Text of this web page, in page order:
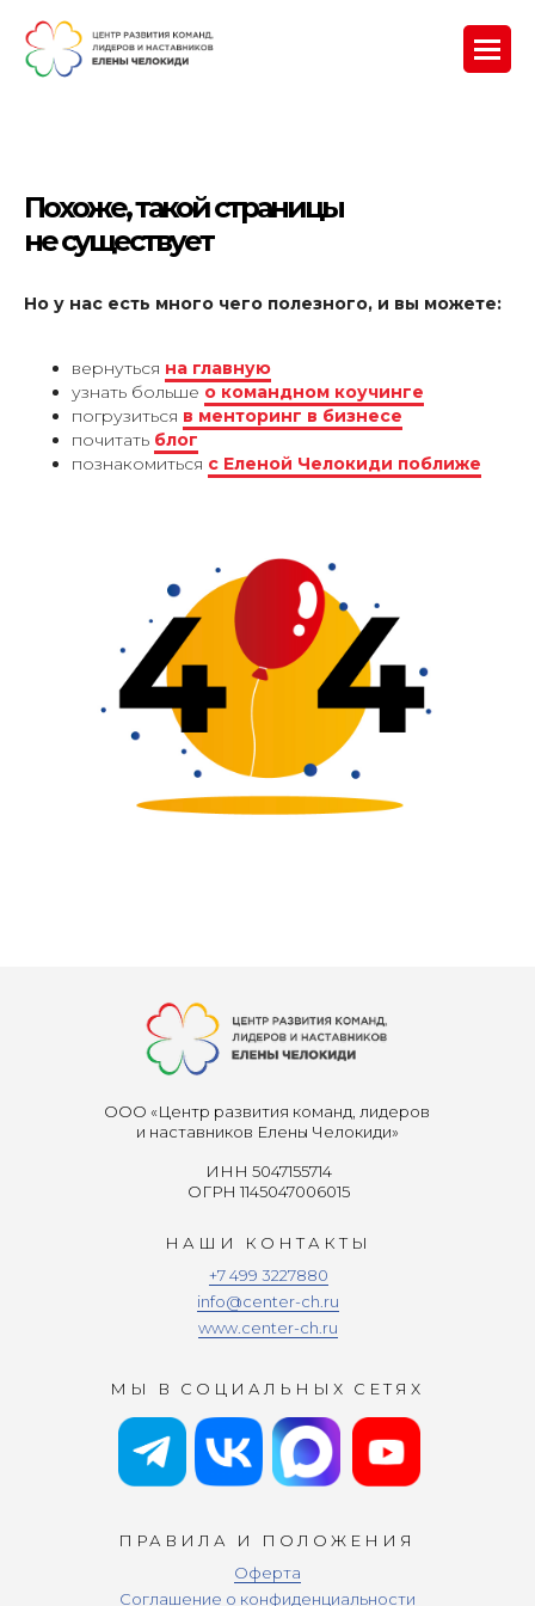
Похоже, такой страницы
не существует
Но у нас есть много чего полезного, и вы можете:
вернуться на главную
узнать больше о командном коучинге
погрузиться в менторинг в бизнесе
почитать блог
познакомиться с Еленой Челокиди поближе
+7 499 3227880
info@center-ch.ru
www.center-ch.ru
МЫ В СОЦИАЛЬНЫХ СЕТЯХ
ПРАВИЛА И ПОЛОЖЕНИЯ
НАШИ КОНТАКТЫ
ИНН 5047155714
ОГРН 1145047006015
Оферта
Соглашение о конфиденциальности
ООО «Центр развития команд, лидеров
и наставников Елены Челокиди»